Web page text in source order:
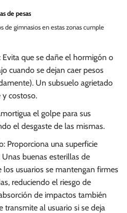
de pesas
de gimnasios en estas zonas cumple
Evita que se dañe el hormigón o
cuando se dejan caer pesos
Un subsuelo agrietado
costoso.
el golpe para sus
el desgaste de las mismas.
Proporciona una superficie
buenas esterillas de
usuarios se mantengan firmes
reduciendo el riesgo de
de impactos también
transmite al usuario si se deja